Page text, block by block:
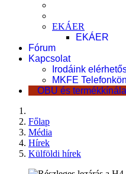
EKÁER
EKÁER
Fórum
Kapcsolat
Irodáink
MKFE
OBU és
Főlap
Média
Hírek
Külföldi hírek